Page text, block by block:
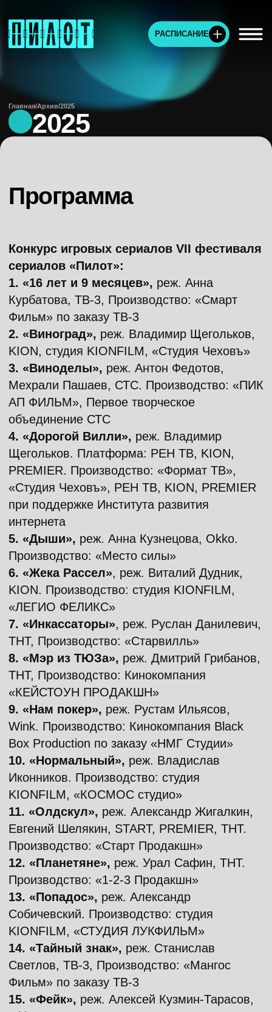
2025
Программа
сериалов «Пилот»:
1. «16 лет и 9 месяцев»,реж. Анна
KION, студия KIONFILM, «Студия Чеховъ»
3. «Виноделы»,реж. Антон Федотов,
Мехрали Пашаев, СТС. Производство: «ПИК
АП ФИЛЬМ», Первое творческое
объединение СТС
4. «Дорогой Вилли»,
реж. Владимир
Щегольков. Платформа: РЕН ТВ, KION,
PREMIER. Производство: «Формат ТВ»,
«Студия Чеховъ», РЕН ТВ, KION, PREMIER
при поддержке Института развития
интернета
5. «Дыши»,реж. Анна Кузнецова, Okko.
Производство: «Место силы»
6. «Жека Рассел», реж. Виталий Дудник,
KION. Производство: студия KIONFILM,
«ЛЕГИО ФЕЛИКС»
7. «Инкассаторы»
, реж. Руслан Данилевич,
ТНТ, Производство: «Старвилль»
8. «Мэр из ТЮЗа»,реж. Дмитрий Грибанов,
ТНТ, Производство: Кинокомпания
«КЕЙСТОУН ПРОДАКШН»
9. «Нам покер»,реж. Рустам Ильясов,
Wink. Производство: Кинокомпания Black
Box Production по заказу «НМГ Студии»
10. «Нормальный»,реж. Владислав
Иконников. Производство: студия
KIONFILM, «КОСМОС студио»
11. «Олдскул», реж. Александр Жигалкин,
Евгений Шелякин, START, PREMIER, ТНТ.
Производство: «Старт Продакшн»
Производство: «1-2-3 Продакшн»
13. «Попадос»,реж. Александр
Собичевский. Производство: студия
KIONFILM, «СТУДИЯ ЛУКФИЛЬМ»
14. «Тайный знак»,реж. Станислав
Светлов, ТВ-3, Производство: «Мангос
15. «Фейк», реж. Алексей Кузмин-Тарасов,
Okko. Производство: ООО «Студия Декон»
и ООО «Ориджиналс продакшн»
16. «Фулл Хаус»,реж. Григорий Васильев,
PREMIER, Производство: «Киностудия
ФУ-24» при поддержке АНО «ИРИ»
реж. Антон Богданов, PREMIER.
Производство: «Студия Видеопрокат» при
поддержке АНО «ИРИ»
Конкурс документальных сериалов VII
фестиваля сериалов «Пилот»:
«Арт — это я. Цирк», реж. Катя
Жемерова, Родион Макаров,
KION
Производство: «СТУДИЯ
ВИДЕОПРОКАТ» при поддержке АНО
ИРИ
«В поисках Андрея Рублева», реж.
Орхан Абулов,START.Производство:
продюсерское агентство
BOKOVFACTORY и онлайн-кинотеатр
START при поддержке АНО «ИРИ»
«Система Хотиненко», реж. Саид
Туляганов, ВК Видео. Производство:
«Полифильм», ВК Видео